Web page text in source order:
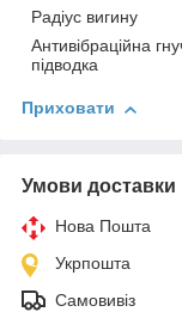
Радіус вигину
Антивібраційна
підводка
Приховати
Умови доставки
Нова Пошта
Укрпошта
Самовивіз